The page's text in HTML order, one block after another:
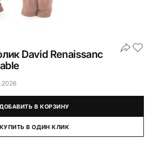
David Renaissanc
В КОРЗИНУ
КУПИТЬ В ОДИН КЛИК